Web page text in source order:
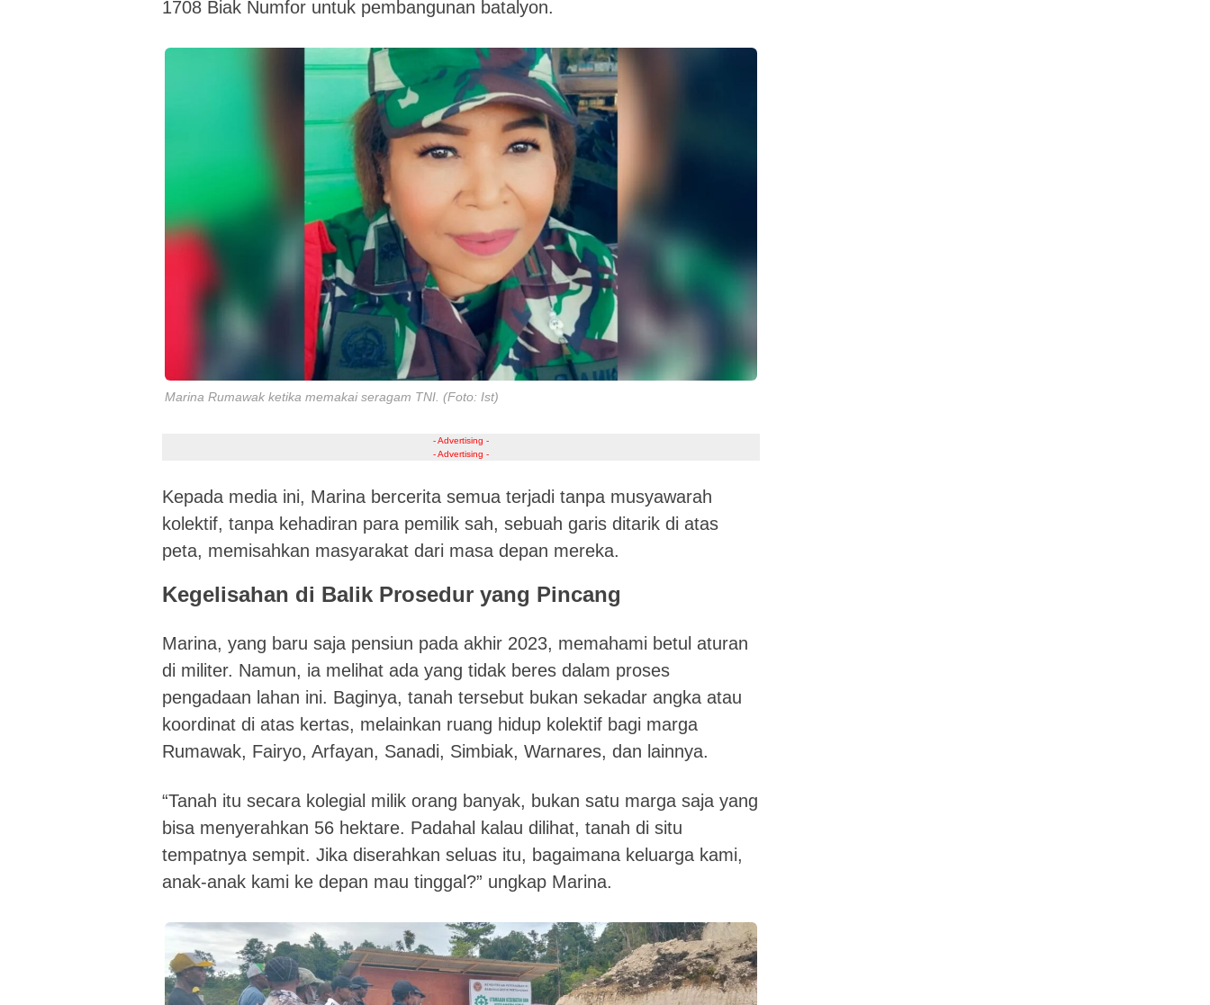
1708 Biak Numfor untuk pembangunan batalyon.
Marina Rumawak ketika memakai seragam TNI. (Foto: Ist)
- Advertising -
- Advertising -
Kepada media ini, Marina bercerita semua terjadi tanpa musyawarah
kolektif, tanpa kehadiran para pemilik sah, sebuah garis ditarik di atas
peta, memisahkan masyarakat dari masa depan mereka.
Kegelisahan di Balik Prosedur yang Pincang
Marina, yang baru saja pensiun pada akhir 2023, memahami betul aturan
di militer. Namun, ia melihat ada yang tidak beres dalam proses
pengadaan lahan ini. Baginya, tanah tersebut bukan sekadar angka atau
koordinat di atas kertas, melainkan ruang hidup kolektif bagi marga
Rumawak, Fairyo, Arfayan, Sanadi, Simbiak, Warnares, dan lainnya.
“Tanah itu secara kolegial milik orang banyak, bukan satu marga saja yang
bisa menyerahkan 56 hektare. Padahal kalau dilihat, tanah di situ
tempatnya sempit. Jika diserahkan seluas itu, bagaimana keluarga kami,
anak-anak kami ke depan mau tinggal?” ungkap Marina.